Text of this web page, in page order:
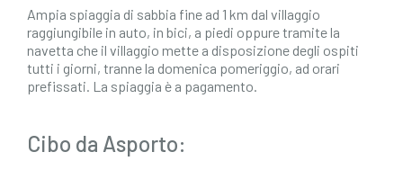
Ampia spiaggia di sabbia fine ad 1 km dal villaggio
raggiungibile in auto, in bici, a piedi oppure tramite la
navetta che il villaggio mette a disposizione degli ospiti
tutti i giorni, tranne la domenica pomeriggio, ad orari
prefissati. La spiaggia è a pagamento.
Cibo da Asporto: